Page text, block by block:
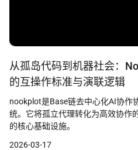
从孤岛代码到机器社会：
的互操作标准与演联逻辑
nookplot是Base链去中心化AI协作
统。它将孤立代理转化为高效协作
的核心基础设施。
2026-03-17